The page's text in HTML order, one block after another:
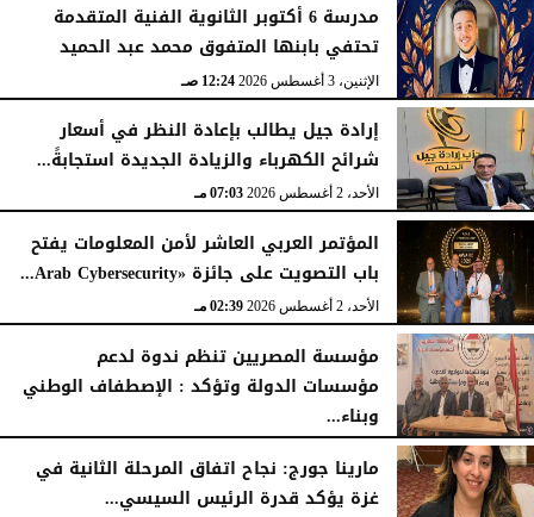
مدرسة 6 أكتوبر الثانوية الفنية المتقدمة
تحتفي بابنها المتفوق محمد عبد الحميد
الإثنين، 3 أغسطس 2026 12:24 صـ
إرادة جيل يطالب بإعادة النظر في أسعار
شرائح الكهرباء والزيادة الجديدة استجابةً...
الأحد، 2 أغسطس 2026 07:03 مـ
المؤتمر العربي العاشر لأمن المعلومات يفتح
باب التصويت على جائزة «Arab Cybersecurity...
الأحد، 2 أغسطس 2026 02:39 مـ
مؤسسة المصريين تنظم ندوة لدعم
مؤسسات الدولة وتؤكد : الإصطفاف الوطني
وبناء...
الأحد، 2 أغسطس 2026 10:20 صـ
مارينا جورج: نجاح اتفاق المرحلة الثانية في
غزة يؤكد قدرة الرئيس السيسي...